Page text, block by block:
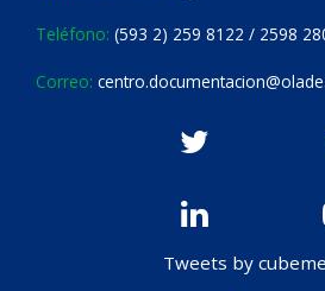
Teléfono: (593 2) 259 8122 / 2598
Correo:
Tweets by